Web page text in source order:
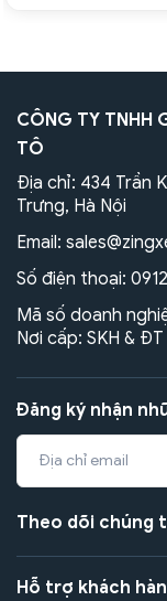
CÔNG TY TNHH
TÔ
Địa chỉ: 434 Trần
Trưng, Hà Nội
Email:
Số điện thoại:
Mã số doanh
Nơi cấp: SKH & ĐT
Đăng ký nhận
Theo dõi chúng
Hỗ trợ khách